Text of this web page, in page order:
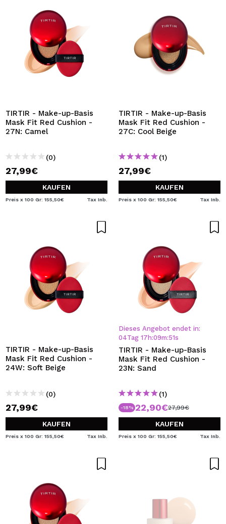
TIRTIR - Make-up-Basis
Mask Fit Red Cushion -
27N: Camel
(0)
27,99€
KAUFEN
Preis x 100 Gr: 155,50€ Tax Inb.
TIRTIR - Make-up-Basis
Mask Fit Red Cushion -
27C: Cool Beige
(1)
27,99€
KAUFEN
Preis x 100 Gr: 155,50€ Tax Inb.
TIRTIR - Make-up-Basis
Mask Fit Red Cushion -
24W: Soft Beige
(0)
27,99€
KAUFEN
Preis x 100 Gr: 155,50€ Tax Inb.
Dieses Angebot endet in:
04Tag 17 h:09m:51s
TIRTIR - Make-up-Basis
Mask Fit Red Cushion -
23N: Sand
(1)
-18% 22,90€27,99€
KAUFEN
Preis x 100 Gr: 155,50€ Tax Inb.